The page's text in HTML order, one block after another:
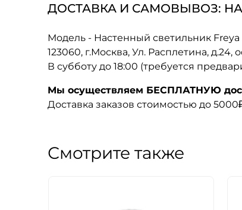
ДОСТАВКА И САМОВЫВОЗ:
Модель - Настенный светильник Freya
123060, г.Москва, Ул. Расплетина,
В субботу до 18:00 (требуется
Мы осуществляем БЕСПЛАТНУЮ
Доставка заказов стоимостью до
Смотрите также